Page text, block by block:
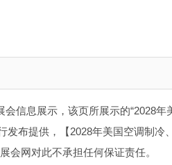
信息展示，该页所展示的“2028年
布提供，【2028年美国空调制冷
会网对此不承担任何保证责任。